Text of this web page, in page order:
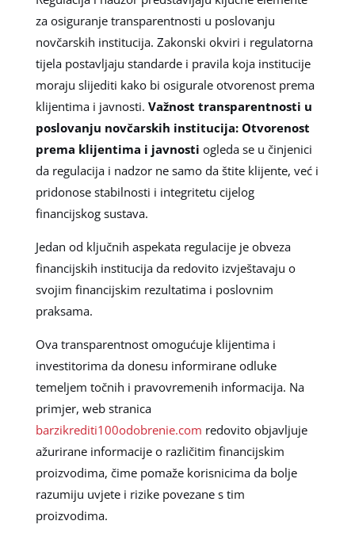
za osiguranje transparentnosti u poslovanju
novčarskih institucija. Zakonski okviri i regulatorna
tijela postavljaju standarde i pravila koja institucije
moraju slijediti kako bi osigurale otvorenost prema
klijentima i javnosti. Važnost transparentnosti u
poslovanju novčarskih institucija: Otvorenost
prema klijentima i javnosti ogleda se u činjenici
da regulacija i nadzor ne samo da štite klijente, već i
pridonose stabilnosti i integritetu cijelog
financijskog sustava.
Jedan od ključnih aspekata regulacije je obveza
financijskih institucija da redovito izvještavaju o
svojim financijskim rezultatima i poslovnim
praksama.
Ova transparentnost omogućuje klijentima i
investitorima da donesu informirane odluke
temeljem točnih i pravovremenih informacija. Na
primjer, web stranica
barzikrediti100odobrenie.com redovito objavljuje
ažurirane informacije o različitim financijskim
proizvodima, čime pomaže korisnicima da bolje
razumiju uvjete i rizike povezane s tim
proizvodima.